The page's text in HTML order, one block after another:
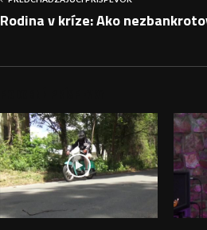
Rodina v kríze: Ako